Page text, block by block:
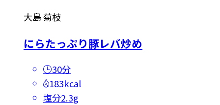
大島 菊枝
にらたっぷり豚レバ炒め
30分
183kcal
塩分2.3g